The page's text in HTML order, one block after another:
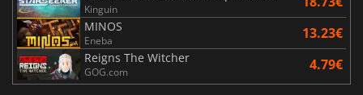
Kinguin
MINOS
Eneba 13.23€
Reigns The Witcher
GOG.com 4.79€